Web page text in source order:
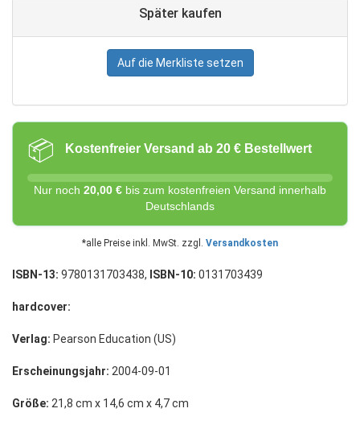
Später kaufen
Auf die Merkliste setzen
📦 Kostenfreier Versand ab 20 € Bestellwert
Nur noch 20,00 € bis zum kostenfreien Versand innerhalb
Deutschlands
*alle Preise inkl. MwSt. zzgl. Versandkosten
ISBN-13: 9780131703438, ISBN-10: 0131703439
hardcover:
Verlag: Pearson Education (US)
Erscheinungsjahr: 2004-09-01
Größe: 21,8 cm x 14,6 cm x 4,7 cm